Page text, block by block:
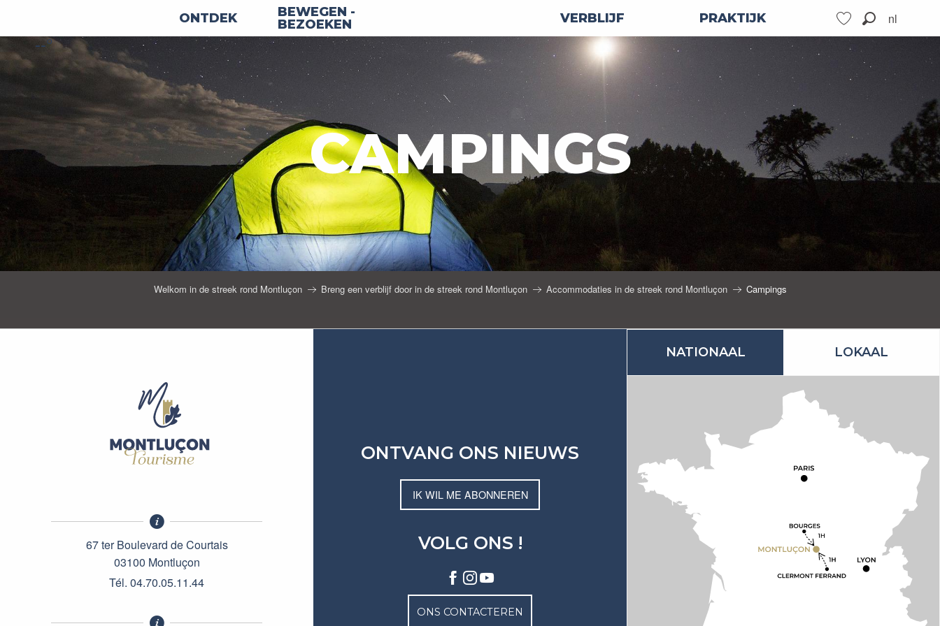
contenu
principal
Zoek op
nl
--°
ONTDEK
BEWEGEN -
BEZOEKEN
VERBLIJF PRAKTIJK
CAMPINGS
Welkom in de streek rond Montluçon Breng een verblijf door in de streek rond Montluçon Accommodaties in de streek rond Montluçon Campings
Camping municipal La Plage du Cher
Camping La Font Saint-Julien
Camping de l'étang de Sault
Camping Le Domaine de Villateux
Camping de Champ-Fossé
67 ter Boulevard de Courtais
03100 Montluçon
Tél. 04.70.05.11.44
ONTVANG ONS NIEUWS
IK WIL ME ABONNEREN
VOLG ONS !
ONS CONTACTEREN
NATIONAAL LOKAAL